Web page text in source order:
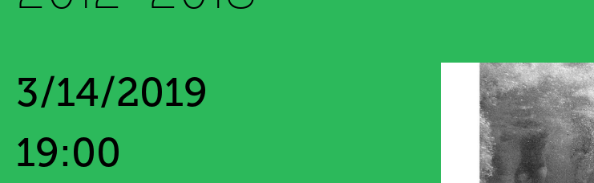
3/14/2019
19:00